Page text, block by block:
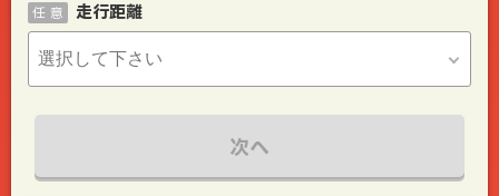
走行距離
任 意
次へ